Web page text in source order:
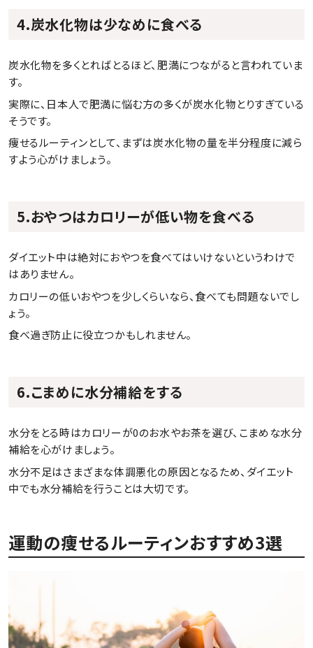
4.炭水化物は少なめに食べる
炭水化物を多くとればとるほど、肥満につながると言われていま
す。
実際に、日本人で肥満に悩む方の多くが炭水化物とりすぎている
そうです。
痩せるルーティンとして、まずは炭水化物の量を半分程度に減ら
すよう心がけましょう。
5.おやつはカロリーが低い物を食べる
ダイエット中は絶対におやつを食べてはいけないというわけで
はありません。
カロリーの低いおやつを少しくらいなら、食べても問題ないでし
ょう。
食べ過ぎ防止に役立つかもしれません。
6.こまめに水分補給をする
水分をとる時はカロリーが0のお水やお茶を選び、こまめな水分
補給を心がけましょう。
水分不足はさまざまな体調悪化の原因となるため、ダイエット
中でも水分補給を行うことは大切です。
運動の痩せるルーティンおすすめ3選